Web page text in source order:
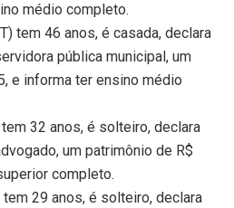
médio completo.
tem 46 anos, é casada, declara
pública municipal, um
e informa ter ensino médio
32 anos, é solteiro, declara
um patrimônio de R$
completo.
29 anos, é solteiro, declara